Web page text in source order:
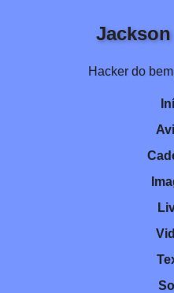
Hacker do